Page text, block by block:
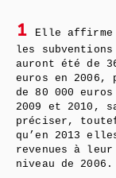
1
Elle affirme
les subventions
auront été de
euros en 2006,
de 80 000 euros
2009 et 2010,
préciser,
qu’en 2013
revenues à leur
niveau de 2006.